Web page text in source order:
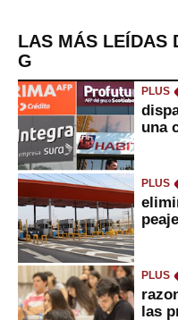
LAS MÁS LEÍDAS
G
PLUS
una
PLUS
PLUS
las